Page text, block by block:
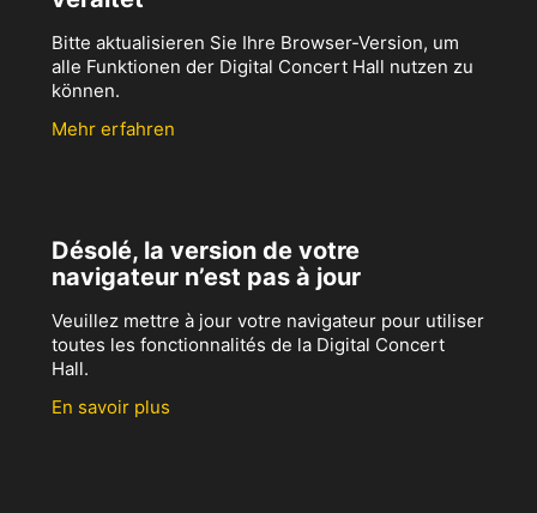
Bitte aktualisieren Sie Ihre Browser-Version, um
alle Funktionen der Digital Concert Hall nutzen zu
können.
Mehr erfahren
Désolé, la version de votre
navigateur n’est pas à jour
Veuillez mettre à jour votre navigateur pour utiliser
toutes les fonctionnalités de la Digital Concert
Hall.
En savoir plus